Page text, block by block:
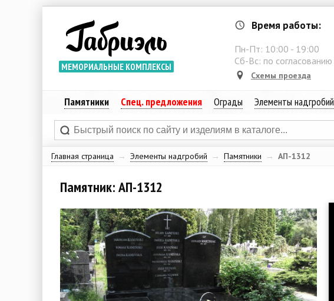
МЕМОРИАЛЬНЫЕ КОМПЛЕКСЫ
Время работы:
Пн-Пт: 10:00 - 19:00
Сб-Вс: по согласованию
Схемы проезда
Памятники Спец. предложения Ограды Элементы надгробий
Главная страница → Элементы надгробий → Памятники → АП-1312
Памятник: АП-1312